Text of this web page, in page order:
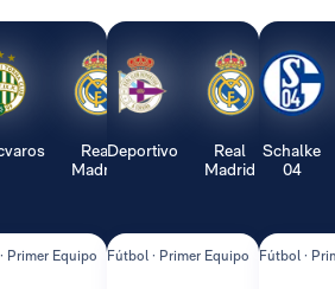
Real
Madrid
Primer Equipo
Deportivo
Real
Madrid
Fútbol · Primer Equipo
Schalke
04
Fútbol ·